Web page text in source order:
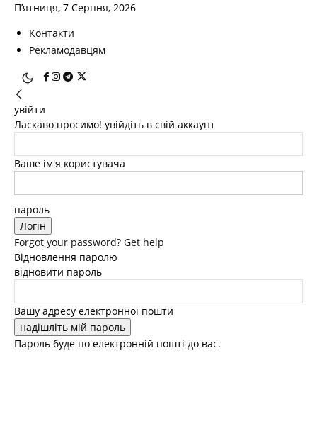
П’ятниця, 7 Серпня, 2026
Контакти
Рекламодавцям
увійти
Ласкаво просимо! увійдіть в свій аккаунт
Ваше ім'я користувача
пароль
Forgot your password? Get help
Відновлення паролю
відновити пароль
Вашу адресу електронної пошти
Пароль буде по електронній пошті до вас.